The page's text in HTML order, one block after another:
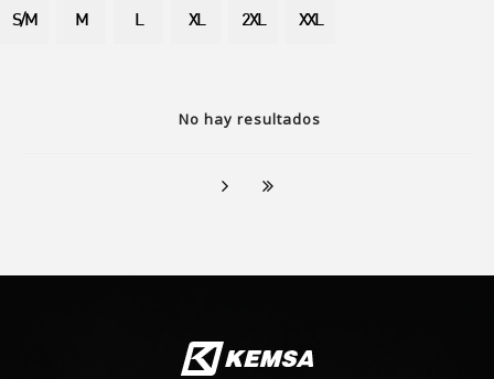
No hay resultados
S/M M L XL 2XL XXL